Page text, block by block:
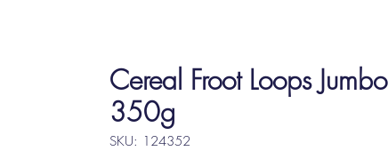
Cereal Froot Loops Jumbo
350g
SKU: 124352